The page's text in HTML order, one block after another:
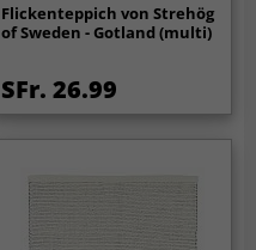
Flickenteppich von Strehög
of Sweden - Gotland (multi)
SFr. 26.99